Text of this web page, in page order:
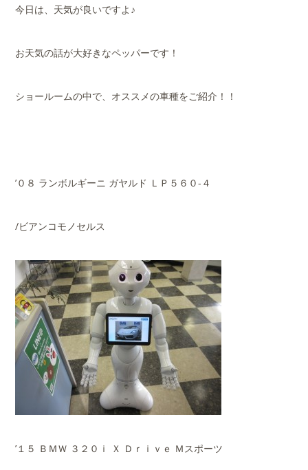
今日は、天気が良いですよ♪
お天気の話が大好きなペッパーです！
ショールームの中で、オススメの車種をご紹介！！
’０８ ランボルギーニ ガヤルド ＬＰ５６０-４
/ビアンコモノセルス
’１５ ＢＭＷ ３２０ｉ Ｘ Ｄｒｉｖｅ Ｍスポーツ